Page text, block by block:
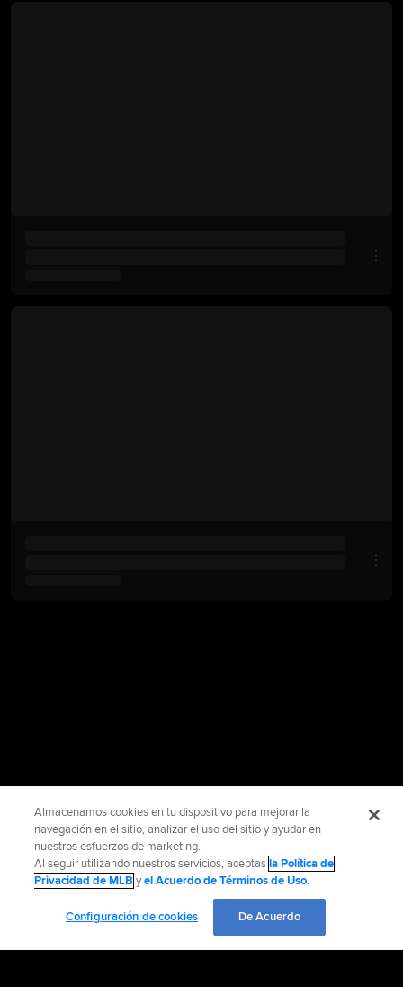
Almacenamos cookies en tu dispositivo para mejorar la
navegación en el sitio, analizar el uso del sitio y ayudar en
nuestros esfuerzos de marketing.
Al seguir utilizando nuestros servicios, aceptasla Política de
Privacidad de MLB yel Acuerdo de Términos de Uso.
Configuración de cookies De Acuerdo